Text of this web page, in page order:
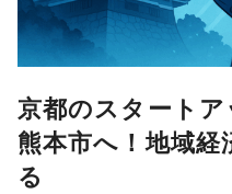
京都のスタート
熊本市へ！地域
る